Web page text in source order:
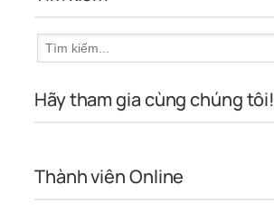
Hãy tham gia cùng chúng tôi!
Thành viên Online